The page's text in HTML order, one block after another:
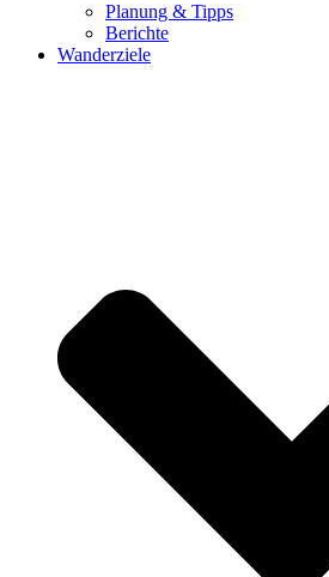
Planung & Tipps
Berichte
Wanderziele